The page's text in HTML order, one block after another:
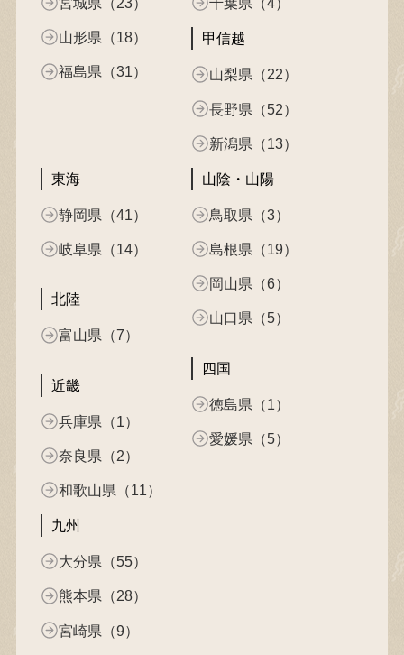
山形県（18）
福島県（31）
甲信越
山梨県（22）
長野県（52）
新潟県（13）
東海
静岡県（41）
岐阜県（14）
北陸
富山県（7）
近畿
兵庫県（1）
奈良県（2）
和歌山県（11）
山陰・山陽
鳥取県（3）
島根県（19）
岡山県（6）
山口県（5）
四国
徳島県（1）
愛媛県（5）
九州
大分県（55）
熊本県（28）
宮崎県（9）